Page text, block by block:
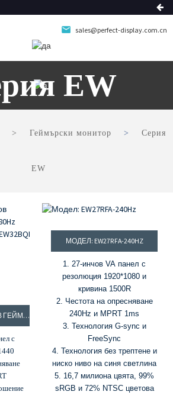
sales@perfect-display.com.cn
EW
Геймърски монитор Серия
EW
32”IPS QHD БЕЗРАМКОВ ГЕЙМЪРСКИ МОНИТОР, 180HZ МОНИТОР, 2K МОНИТОР: EW32BQI
с
МОДЕЛ: EW27RFA-240HZ
1. 27-инчов VA панел с
резолюция 1920*1080 и
кривина 1500R
2. Честота на опресняване
240Hz и MPRT 1ms
3. Технология G-sync и
FreeSync
4. Технология без трептене и
ниско ниво на синя светлина
5. 16,7 милиона цвята, 99%
sRGB и 72% NTSC цветова